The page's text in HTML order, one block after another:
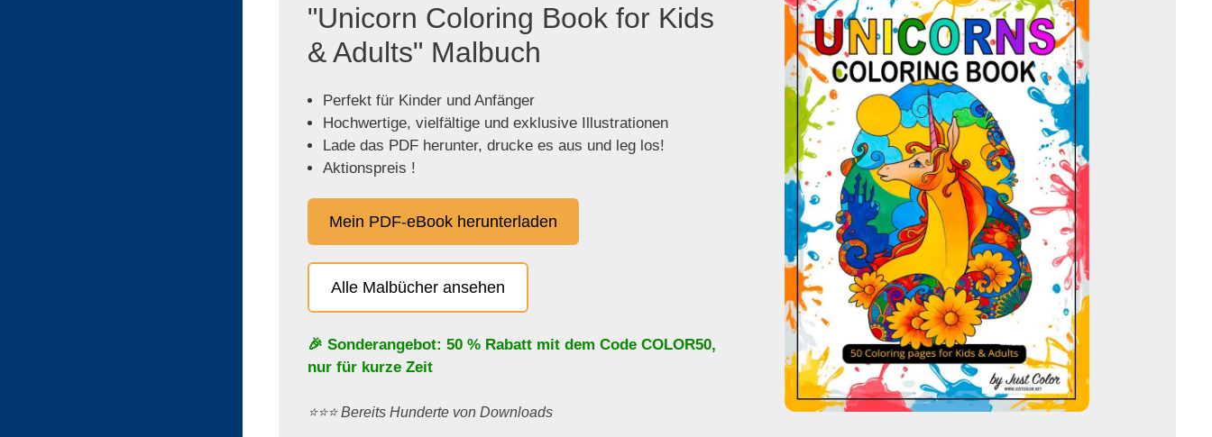
"Unicorn Coloring Book for Kids
& Adults" Malbuch
Perfekt für Kinder und Anfänger
Hochwertige, vielfältige und exklusive Illustrationen
Lade das PDF herunter, drucke es aus und leg los!
Aktionspreis !
Mein PDF-eBook herunterladen
Alle Malbücher ansehen
🎉 Sonderangebot: 50 % Rabatt mit dem Code COLOR50,
nur für kurze Zeit
⭐️⭐️⭐️ Bereits Hunderte von Downloads